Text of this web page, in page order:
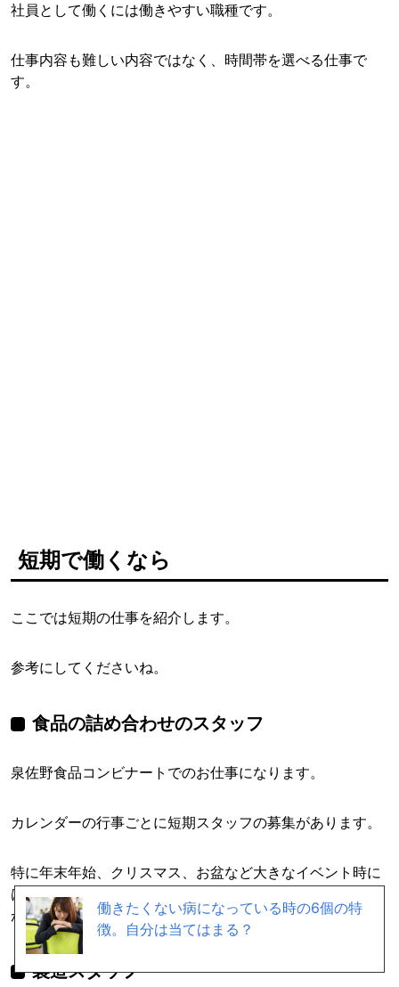
社員として働くには働きやすい職種です。
仕事内容も難しい内容ではなく、時間帯を選べる仕事で
す。
短期で働くなら
ここでは短期の仕事を紹介します。
参考にしてくださいね。
食品の詰め合わせのスタッフ
泉佐野食品コンビナートでのお仕事になります。
カレンダーの行事ごとに短期スタッフの募集があります。
特に年末年始、クリスマス、お盆など大きなイベント時に
は大量に食品を作る必要があるので、短期スタッフの募集
がたくさんあります。
製造スタッフ
働きたくない病になっている時の6個の特
徴。自分は当てはまる？